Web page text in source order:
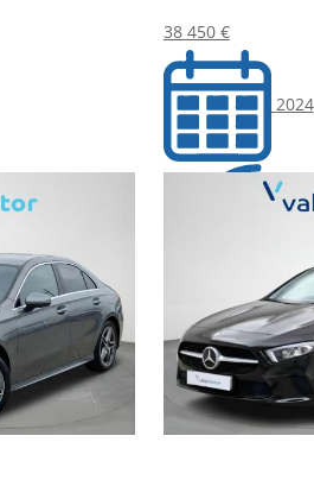
38 450 €
2024
30